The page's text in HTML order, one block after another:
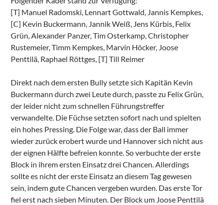
[T] Manuel Radomski, Lennart Gottwald, Jannis Kempkes,
[C] Kevin Buckermann, Jannik Weiß, Jens Kürbis, Felix
Grün, Alexander Panzer, Tim Osterkamp, Christopher
Rustemeier, Timm Kempkes, Marvin Höcker, Joose
Penttilä, Raphael Röttges, [T] Till Reimer
Direkt nach dem ersten Bully setzte sich Kapitän Kevin
Buckermann durch zwei Leute durch, passte zu Felix Grün,
der leider nicht zum schnellen Führungstreffer
verwandelte. Die Füchse setzten sofort nach und spielten
ein hohes Pressing. Die Folge war, dass der Ball immer
wieder zurück erobert wurde und Hannover sich nicht aus
der eignen Hälfte befreien konnte. So verbuchte der erste
Block in ihrem ersten Einsatz drei Chancen. Allerdings
sollte es nicht der erste Einsatz an diesem Tag gewesen
sein, indem gute Chancen vergeben wurden. Das erste Tor
fiel erst nach sieben Minuten. Der Block um Joose Penttilä